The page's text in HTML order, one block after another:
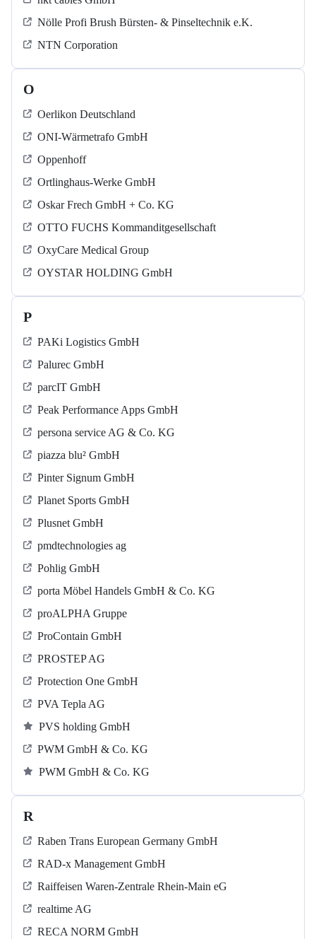
Nölle Profi Brush Bürsten- & Pinseltechnik e.K.
NTN Corporation
O
Oerlikon Deutschland
ONI-Wärmetrafo GmbH
Oppenhoff
Ortlinghaus-Werke GmbH
Oskar Frech GmbH + Co. KG
OTTO FUCHS Kommanditgesellschaft
OxyCare Medical Group
OYSTAR HOLDING GmbH
P
PAKi Logistics GmbH
Palurec GmbH
parcIT GmbH
Peak Performance Apps GmbH
persona service AG & Co. KG
piazza blu² GmbH
Pinter Signum GmbH
Planet Sports GmbH
Plusnet GmbH
pmdtechnologies ag
Pohlig GmbH
porta Möbel Handels GmbH & Co. KG
proALPHA Gruppe
ProContain GmbH
PROSTEP AG
Protection One GmbH
PVA Tepla AG
PVS holding GmbH
PWM GmbH & Co. KG
PWM GmbH & Co. KG
R
Raben Trans European Germany GmbH
RAD-x Management GmbH
Raiffeisen Waren-Zentrale Rhein-Main eG
realtime AG
RECA NORM GmbH